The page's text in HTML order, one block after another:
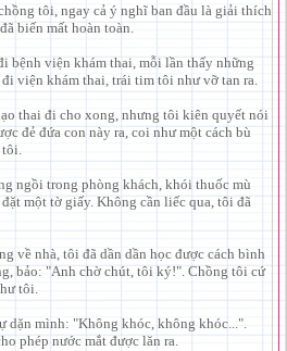
tôi, ngay cả ý nghĩ ban đầu là giải thích
biến mất hoàn toàn.
bệnh viện khám thai, mỗi lần thấy những
viện khám thai, trái tim tôi như vỡ tan ra.
thai đi cho xong, nhưng tôi kiên quyết nói
đẻ đứa con này ra, coi như một cách bù
ngồi trong phòng khách, khói thuốc mù
một tờ giấy. Không cần liếc qua, tôi đã
về nhà, tôi đã dần dần học được cách bình
bảo: "Anh chờ chút, tôi ký!". Chồng tôi cứ
tôi.
dặn mình: "Không khóc, không khóc...".
phép nước mắt được lăn ra.